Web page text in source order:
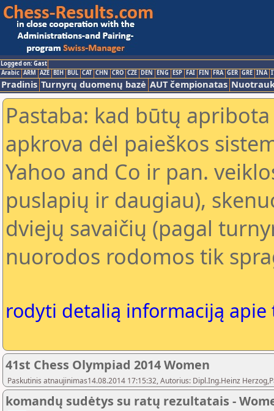
Logged on: Gast
Arabic ARM AZE BIH BUL CAT CHN CRO CZE DEN ENG ESP FAI FIN FRA GER GRE INA
Pradinis Turnyrų duomenų bazė AUT čempionatas
Pastaba: kad būtų
apkrova dėl paieškos
Yahoo and Co ir pan.
puslapių ir daugiau),
dviejų savaičių (pagal
nuorodos rodomos tik
rodyti detalią informaciją
41st Chess Olympiad 2014 Women
Paskutinis atnaujinimas14.08.2014 17:15:32, Autorius: Dipl.Ing.Heinz
komandų sudėtys su ratų rezultatais -